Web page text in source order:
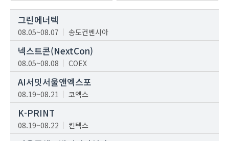
그린에너텍
08.05~08.07 송도컨벤시아
넥스트콘(NextCon)
08.05~08.08 COEX
AI서밋서울앤엑스포
08.19~08.21 코엑스
K-PRINT
08.19~08.22 킨텍스